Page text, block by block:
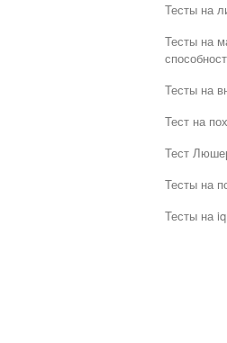
Тесты на
Тесты на
Тесты на
Тест на
Тест
Тесты на
Тесты на iq